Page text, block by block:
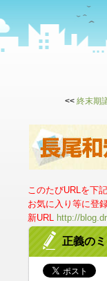
<< 終末期
このたびURLを下
お気に入り等に登
新URL http://
正義の